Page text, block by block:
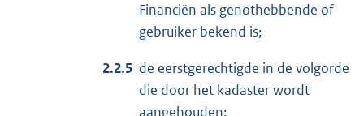
Financiën als genothebbende of
gebruiker bekend is;
2.2.5 de eerstgerechtigde in de volgorde
die door het kadaster wordt
aangehouden;